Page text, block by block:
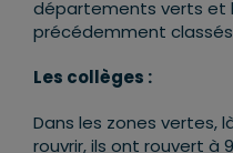
départements verts et
précédemment
Les collèges :
Dans les zones vertes,
rouvrir, ils ont rouvert à